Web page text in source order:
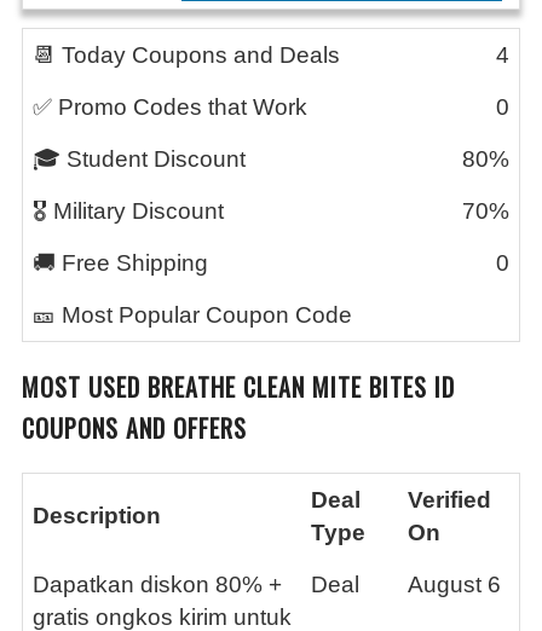
📆 Today Coupons and Deals 4
✅ Promo Codes that Work 0
🎓 Student Discount 80%
🎖️ Military Discount 70%
🚚 Free Shipping 0
🎫 Most Popular Coupon Code
MOST USED BREATHE CLEAN MITE BITES ID
COUPONS AND OFFERS
Description
Deal
Type
Verified
On
Dapatkan diskon 80% +
gratis ongkos kirim untuk
Deal August 6